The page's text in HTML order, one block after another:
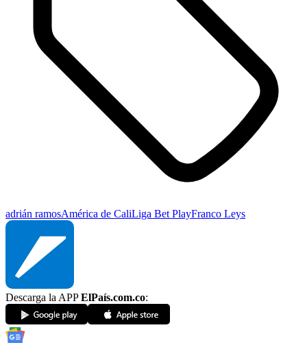
adrián ramosAmérica de CaliLiga Bet PlayFranco Leys
Descarga la APPElPaís.com.co: